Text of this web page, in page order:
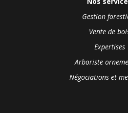
Gestion
Vente de
Expertises
Arboriste
Négociations et